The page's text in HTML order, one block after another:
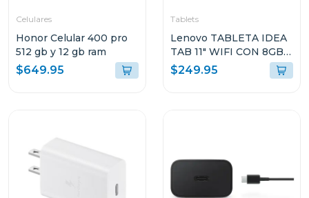
Celulares
Honor Celular 400 pro
512 gb y 12 gb ram
$649.95
Tablets
Lenovo TABLETA IDEA
TAB 11" WIFI CON 8GB
RAM Y 128GB
ALMACENAMIENTO
$249.95